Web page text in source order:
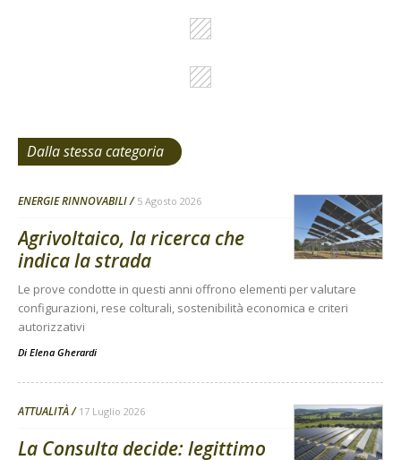
Dalla stessa categoria
ENERGIE RINNOVABILI 5 Agosto 2026
Agrivoltaico, la ricerca che
indica la strada
Le prove condotte in questi anni offrono elementi per valutare
configurazioni, rese colturali, sostenibilità economica e criteri
autorizzativi
Di Elena Gherardi
ATTUALITÀ 17 Luglio 2026
La Consulta decide: legittimo